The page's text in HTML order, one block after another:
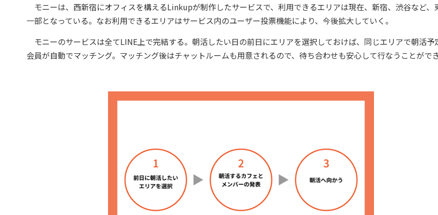
モニーは、西新宿にオフィスを構えるLinkupが制作したサービスで、利用できるエリアは現在、新宿、渋谷など、
一部となっている。なお利用できるエリアはサービス内のユーザー投票機能により、今後拡大していく。
モニーのサービスは全てLINE上で完結する。朝活したい日の前日にエリアを選択しておけば、同じエリアで朝活予
会員が自動でマッチング。マッチング後はチャットルームも用意されるので、待ち合わせも安心して行なうことがで